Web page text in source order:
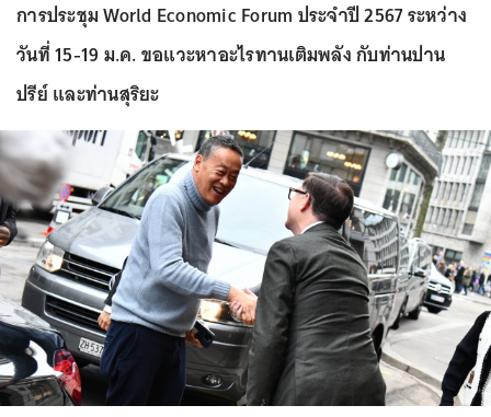
การประชุม World Economic Forum ประจําปี 2567 ระหว่าง
วันที่ 15-19 ม.ค. ขอแวะหาอะไรทานเติมพลัง กับท่านปาน
ปรีย์ และท่านสุริยะ